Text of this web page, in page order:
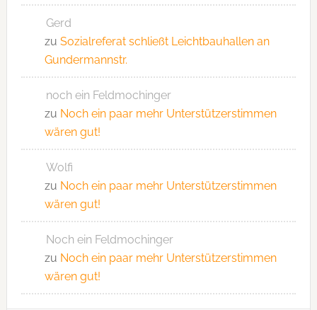
Gerd
zu Sozialreferat schließt Leichtbauhallen an
Gundermannstr.
noch ein Feldmochinger
zu Noch ein paar mehr Unterstützerstimmen
wären gut!
Wolfi
zu Noch ein paar mehr Unterstützerstimmen
wären gut!
Noch ein Feldmochinger
zu Noch ein paar mehr Unterstützerstimmen
wären gut!